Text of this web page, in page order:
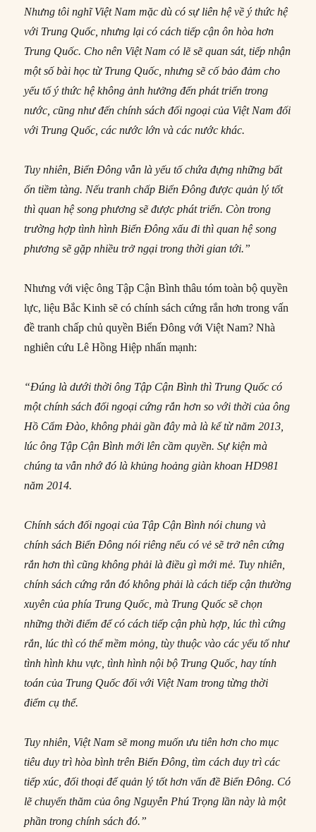
Nhưng tôi nghĩ Việt Nam mặc dù có sự liên hệ về ý thức hệ
với Trung Quốc, nhưng lại có cách tiếp cận ôn hòa hơn
Trung Quốc. Cho nên Việt Nam có lẽ sẽ quan sát, tiếp nhận
một số bài học từ Trung Quốc, nhưng sẽ cố bảo đảm cho
yếu tố ý thức hệ không ảnh hưởng đến phát triển trong
nước, cũng như đến chính sách đối ngoại của Việt Nam đối
với Trung Quốc, các nước lớn và các nước khác.
Tuy nhiên, Biển Đông vẫn là yếu tố chứa đựng những bất
ổn tiềm tàng. Nếu tranh chấp Biển Đông được quản lý tốt
thì quan hệ song phương sẽ được phát triển. Còn trong
trường hợp tình hình Biển Đông xấu đi thì quan hệ song
phương sẽ gặp nhiều trở ngại trong thời gian tới.”
Nhưng với việc ông Tập Cận Bình thâu tóm toàn bộ quyền
lực, liệu Bắc Kinh sẽ có chính sách cứng rắn hơn trong vấn
đề tranh chấp chủ quyền Biển Đông với Việt Nam? Nhà
nghiên cứu Lê Hồng Hiệp nhấn mạnh:
“Đúng là dưới thời ông Tập Cận Bình thì Trung Quốc có
một chính sách đối ngoại cứng rắn hơn so với thời của ông
Hồ Cẩm Đào, không phải gần đây mà là kể từ năm 2013,
lúc ông Tập Cận Bình mới lên cầm quyền. Sự kiện mà
chúng ta vẫn nhớ đó là khủng hoảng giàn khoan HD981
năm 2014.
Chính sách đối ngoại của Tập Cận Bình nói chung và
chính sách Biển Đông nói riêng nếu có vẻ sẽ trở nên cứng
rắn hơn thì cũng không phải là điều gì mới mẻ. Tuy nhiên,
chính sách cứng rắn đó không phải là cách tiếp cận thường
xuyên của phía Trung Quốc, mà Trung Quốc sẽ chọn
những thời điểm để có cách tiếp cận phù hợp, lúc thì cứng
rắn, lúc thì có thể mềm mỏng, tùy thuộc vào các yếu tố như
tình hình khu vực, tình hình nội bộ Trung Quốc, hay tính
toán của Trung Quốc đối với Việt Nam trong từng thời
điểm cụ thể.
Tuy nhiên, Việt Nam sẽ mong muốn ưu tiên hơn cho mục
tiêu duy trì hòa bình trên Biển Đông, tìm cách duy trì các
tiếp xúc, đối thoại để quản lý tốt hơn vấn đề Biển Đông. Có
lẽ chuyến thăm của ông Nguyễn Phú Trọng lần này là một
phần trong chính sách đó.”